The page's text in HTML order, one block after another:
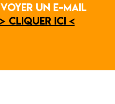
envoyer un e-mail
> CLIQUER ICI <
un e-mail
> CLIQUER ICI <